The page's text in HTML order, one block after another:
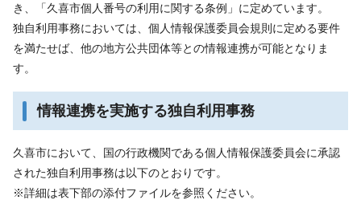
き、「久喜市個人番号の利用に関する条例」に定めています。
独自利用事務においては、個人情報保護委員会規則に定める要件
を満たせば、他の地方公共団体等との情報連携が可能となりま
す。
情報連携を実施する独自利用事務
久喜市において、国の行政機関である個人情報保護委員会に承認
された独自利用事務は以下のとおりです。
※詳細は表下部の添付ファイルを参照ください。